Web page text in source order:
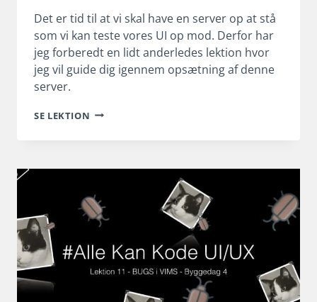
Det er tid til at vi skal have en server op at stå
som vi kan teste vores UI op mod. Derfor har
jeg forberedt en lidt anderledes lektion hvor
jeg vil guide dig igennem opsætning af denne
server.
SE LEKTION SERVER